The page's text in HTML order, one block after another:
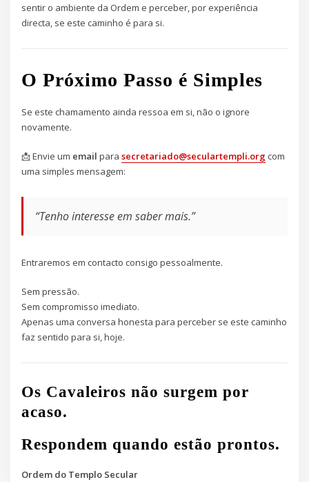
sentir o ambiente da Ordem e perceber, por experiência
directa, se este caminho é para si.
O Próximo Passo é Simples
Se este chamamento ainda ressoa em si, não o ignore
novamente.
📩 Envie um email parasecretariado@seculartempli.org com
uma simples mensagem:
“Tenho interesse em saber mais.”
Entraremos em contacto consigo pessoalmente.
Sem pressão.
Sem compromisso imediato.
Apenas uma conversa honesta para perceber se este caminho
faz sentido para si, hoje.
Os Cavaleiros não surgem por
acaso.
Respondem quando estão prontos.
Ordem do Templo Secular